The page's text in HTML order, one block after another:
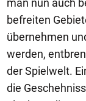
befreiten
übernehmen
werden,
der Spielwelt.
die